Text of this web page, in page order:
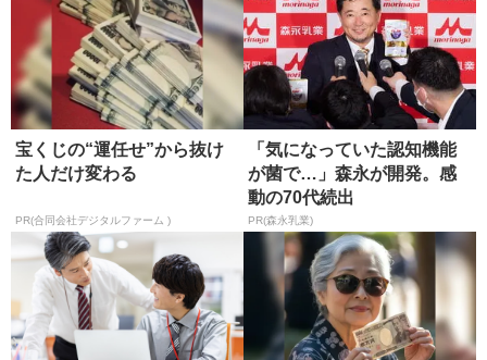
宝くじの“運任せ”から抜け
た人だけ変わる
PR(合同会社デジタルファーム )
「気になっていた認知機能
が菌で…」森永が開発。感
動の70代続出
PR(森永乳業)